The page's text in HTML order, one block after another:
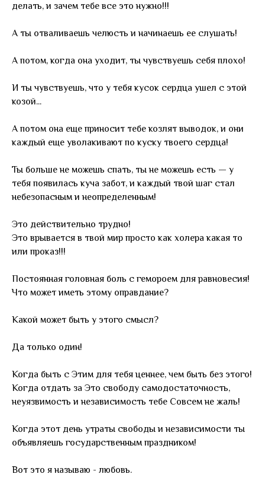
делать, и зачем тебе все это нужно!!!
А ты отваливаешь челюсть и начинаешь ее слушать!
А потом, когда она уходит, ты чувствуешь себя плохо!
И ты чувствуешь, что у тебя кусок сердца ушел с этой
козой...
А потом она еще приносит тебе козлят выводок, и они
каждый еще уволакивают по куску твоего сердца!
Ты больше не можешь спать, ты не можешь есть — у
тебя появилась куча забот, и каждый твой шаг стал
небезопасным и неопределенным!
Это действительно трудно!
Это врывается в твой мир просто как холера какая то
или проказ!!!
Постоянная головная боль с гемороем для равновесия!
Что может иметь этому оправдание?
Какой может быть у этого смысл?
Да только один!
Когда быть с Этим для тебя ценнее, чем быть без этого!
Когда отдать за Это свободу самодостаточность,
неуязвимость и независимость тебе Совсем не жаль!
Когда этот день утраты свободы и независимости ты
объявляешь государственным праздником!
Вот это я называю - любовь.